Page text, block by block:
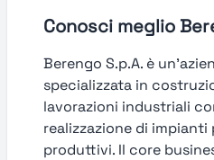
Conosci meglio
Berengo S.p.A. è
specializzata in
lavorazioni industriali
realizzazione di
produttivi. Il core